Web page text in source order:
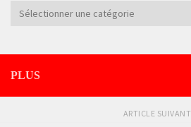
Catégories
PLUS
ARTICLE SUIVANT